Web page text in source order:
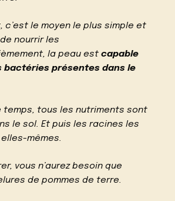
c’est le moyen le plus simple et
nourrir les
la peau estcapable
bactéries présentes dans le
temps, tous les nutriments sont
le sol. Et puis les racines les
mêmes.
vous n’aurez besoin que
de pommes de terre.